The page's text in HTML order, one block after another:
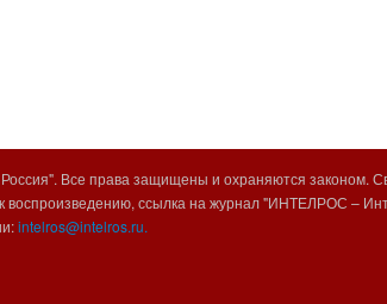
Все права защищены и охраняются законом.
ссылка на журнал "ИНТЕЛРОС –
intelros@intelros.ru.